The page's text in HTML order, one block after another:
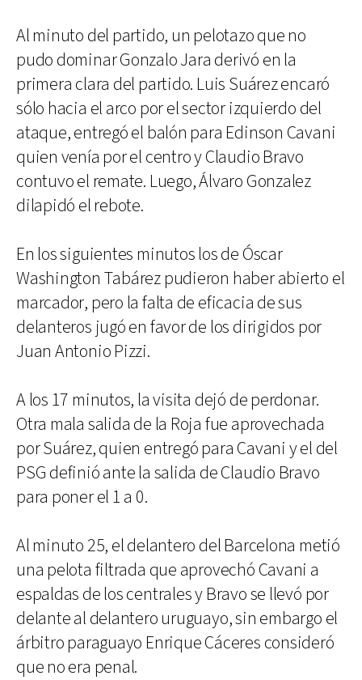
Al minuto del partido, un pelotazo que no
pudo dominar Gonzalo Jara derivó en la
primera clara del partido. Luis Suárez encaró
sólo hacia el arco por el sector izquierdo del
ataque, entregó el balón para Edinson Cavani
quien venía por el centro y Claudio Bravo
contuvo el remate. Luego, Álvaro Gonzalez
dilapidó el rebote.
En los siguientes minutos los de Óscar
Washington Tabárez pudieron haber abierto el
marcador, pero la falta de eficacia de sus
delanteros jugó en favor de los dirigidos por
Juan Antonio Pizzi.
A los 17 minutos, la visita dejó de perdonar.
Otra mala salida de la Roja fue aprovechada
por Suárez, quien entregó para Cavani y el del
PSG definió ante la salida de Claudio Bravo
para poner el 1 a 0.
Al minuto 25, el delantero del Barcelona metió
una pelota filtrada que aprovechó Cavani a
espaldas de los centrales y Bravo se llevó por
delante al delantero uruguayo, sin embargo el
árbitro paraguayo Enrique Cáceres consideró
que no era penal.